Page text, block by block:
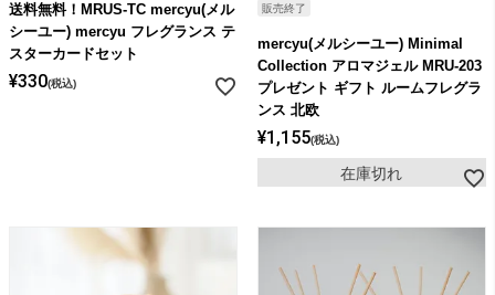
アウトレット
送料無料！MRUS-TC mercyu(メル
シーユー) mercyu フレグランス テ
スターカードセット
¥330 税込
販売終了
mercyu(メルシーユー) Minimal
Collection アロマジェル MRU-203
プレゼント ギフト ルームフレグラ
ンス 北欧
¥1,155 税込
在庫切れ